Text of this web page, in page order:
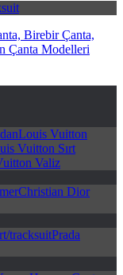
Birebir Çanta,
Çanta Modelleri
Louis Vuitton
Vuitton Sırt
Valiz
Christian Dior
tracksuitPrada